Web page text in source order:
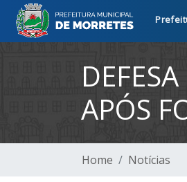
APÓS
Home Notícias